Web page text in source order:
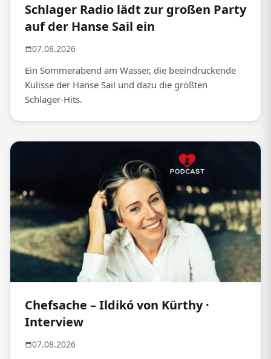
Schlager Radio lädt zur großen Party
auf der Hanse Sail ein
07.08.2026
Ein Sommerabend am Wasser, die beeindruckende
Kulisse der Hanse Sail und dazu die größten
Schlager-Hits.
Chefsache – Ildikó von Kürthy ·
Interview
07.08.2026